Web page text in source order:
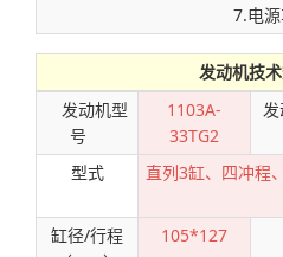
7.电
发动机技
发动机型
号
1103A-
33TG2
发
型式
直列3缸、四冲程
缸径/行程
105*127